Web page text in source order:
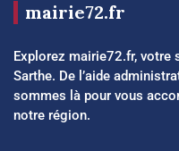
mairie72.fr
Explorez mairie72.fr, votre
Sarthe. De l’aide
sommes là pour vous
notre région.